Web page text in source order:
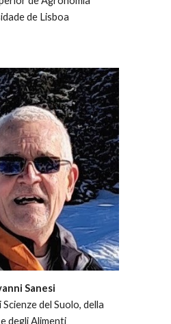
de Lisboa
Sanesi
del Suolo, della
degli Alimenti